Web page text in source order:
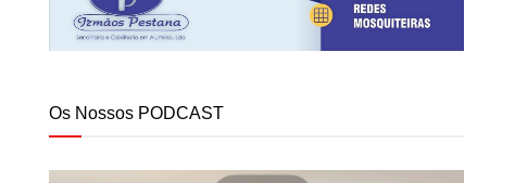
Os Nossos PODCAST